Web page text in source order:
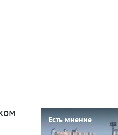
Есть мнение